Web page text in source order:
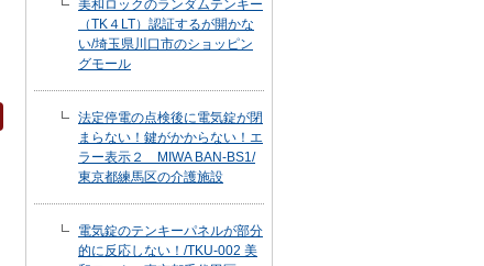
美和ロックのランダムテンキー
（TK４LT）認証するが開かな
い/埼玉県川口市のショッピン
グモール
法定停電の点検後に電気錠が閉
まらない！鍵がかからない！エ
ラー表示２ MIWA BAN-BS1/
東京都練馬区の介護施設
電気錠のテンキーパネルが部分
的に反応しない！/TKU-002 美